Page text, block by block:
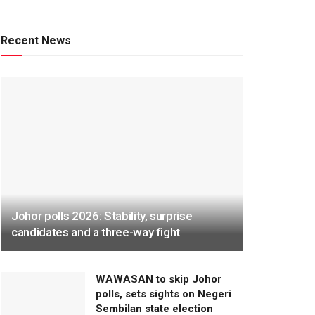
Recent News
Johor polls 2026: Stability, surprise
candidates and a three-way fight
WAWASAN to skip Johor
polls, sets sights on Negeri
Sembilan state election